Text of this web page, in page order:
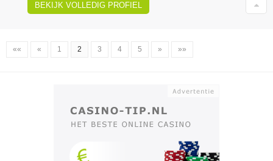
BEKIJK VOLLEDIG PROFIEL
«« « 1 2 3 4 5 » »»